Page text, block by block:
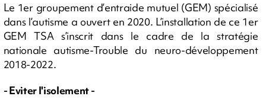
Le 1er groupement d’entraide mutuel (GEM) spécialisé
dans l’autisme a ouvert en 2020. L’installation de ce 1er
GEM TSA s’inscrit dans le cadre de la stratégie
nationale autisme-Trouble du neuro-développement
2018-2022.
- Eviter l'isolement -